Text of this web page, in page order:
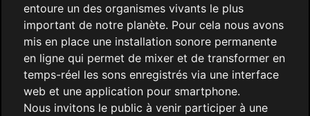
entoure un des organismes vivants le plus
important de notre planète. Pour cela nous avons
mis en place une installation sonore permanente
en ligne qui permet de mixer et de transformer en
temps-réel les sons enregistrés via une interface
web et une application pour smartphone.
Nous invitons le public à venir participer à une